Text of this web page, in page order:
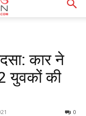
कार ने
युवकों की
0